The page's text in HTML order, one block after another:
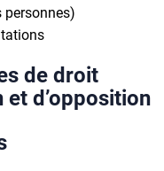
personnes)
de droit
d’opposition